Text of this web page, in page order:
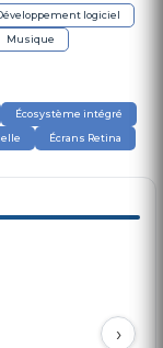
logiciel
Musique
Écosystème intégré
Écrans Retina
›